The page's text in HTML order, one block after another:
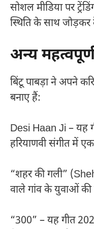
सोशल मीडिया पर
स्थिति के साथ
अन्य
बिंटू पाबड़ा ने अपने
बनाए हैं:
Desi Haan Ji – यह
हरियाणवी संगीत में
“शहर की गली”
वाले गांव के युवाओं की
“300” – यह गीत